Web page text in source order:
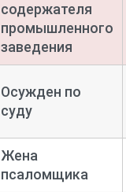
содержателя
промышленного
заведения
Осужден по
суду
Жена
псаломщика